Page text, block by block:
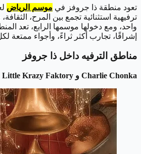
تعود منطقة ذا جروفز في موسم الرياض
ترفيهية استثنائية تجمع بين المرح،
واحد، ومع دخولها موسمها الرابع، تعد
إشراقًا، تجارب أكثر ثراءً، وأجواء ممتعة
مناطق الترفيه داخل ذا جروفز
Charlie Chonka و Little Krazy Faktory